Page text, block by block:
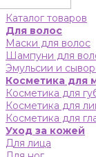
Каталог товаров
Для волос
Маски для волос
Шампуни для
Эмульсии и
Косметика для
Косметика для
Косметика для
Косметика для
Уход за кожей
Для лица